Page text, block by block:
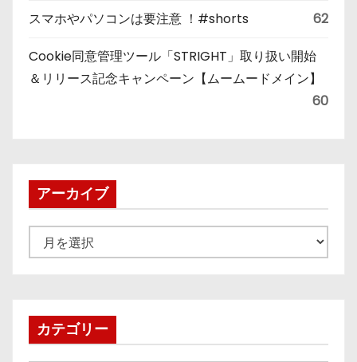
スマホやパソコンは要注意 ！#shorts 62
Cookie同意管理ツール「STRIGHT」取り扱い開始
＆リリース記念キャンペーン【ムームードメイン】
60
アーカイブ
ー
ブカテゴリー